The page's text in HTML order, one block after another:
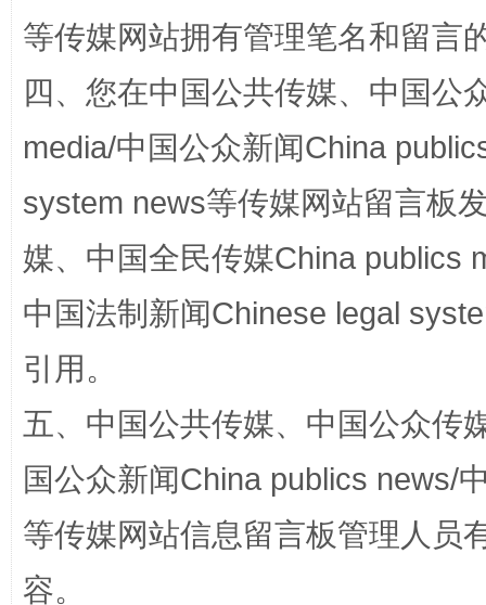
全民健身五年计划来了！等你上场
阿坝州三大球赛在茂县开幕 规模
等传媒网站拥有管理笔名和留言
四、您在中国公共传媒、中国公
media/中国公众新闻China
system news等传媒网站留言板
媒、中国全民传媒China publics
中国法制新闻Chinese legal
引用。
五、中国公共传媒、中国公众传
国公众新闻China publics news/
等传媒网站信息留言板管理人员
容。